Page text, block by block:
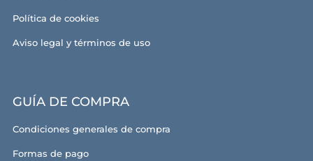
Política de cookies
Aviso legal y términos de uso
GUÍA DE COMPRA
Condiciones generales de compra
Formas de pago